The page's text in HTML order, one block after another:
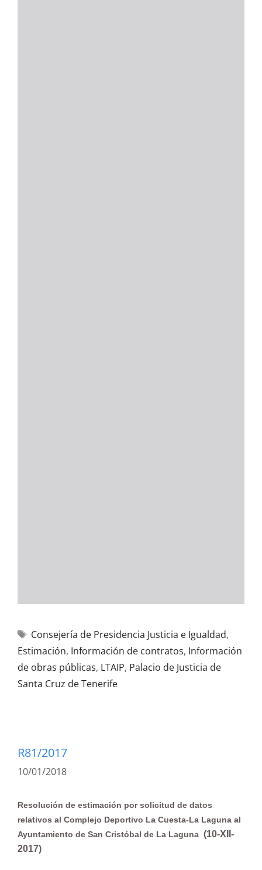
Consejería de Presidencia Justicia e Igualdad,
Estimación, Información de contratos, Información
de obras públicas, LTAIP, Palacio de Justicia de
Santa Cruz de Tenerife
R81/2017
10/01/2018
Resolución de estimación por solicitud de datos
relativos al Complejo Deportivo La Cuesta-La Laguna al
Ayuntamiento de San Cristóbal de La Laguna (10-XII-
2017)